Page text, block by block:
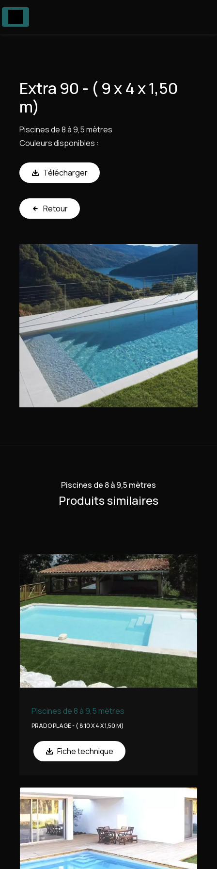
Extra 90 - ( 9 x 4 x 1,50
m)
Piscines de 8 à 9,5 mètres
Couleurs disponibles :
Télécharger
Retour
Piscines de 8 à 9,5 mètres
Produits similaires
Piscines de 8 à 9,5 mètres
PRADO PLAGE - ( 8,10 X 4 X 1,50 M)
Fiche technique
Panneau de gestion des cookies